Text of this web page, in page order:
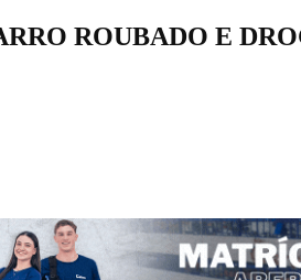
ROUBADO E